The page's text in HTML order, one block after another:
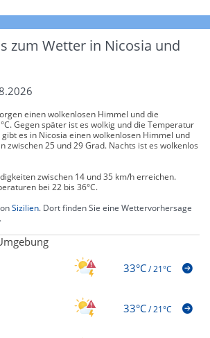
zum Wetter in Nicosia und
einen wolkenlosen Himmel und die
Gegen später ist es wolkig und die Temperatur
es in Nicosia einen wolkenlosen Himmel und
zwischen 25 und 29 Grad. Nachts ist es wolkenlos
zwischen 14 und 35 km/h erreichen.
bei 22 bis 36°C.
Sizilien. Dort finden Sie eine Wettervorhersage
33°C/21°C
33°C/21°C